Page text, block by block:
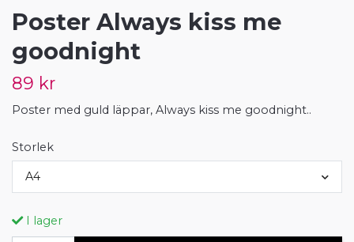
Poster Always kiss me
goodnight
89 kr
Poster med guld läppar, Always kiss me goodnight..
Storlek
A4
I lager